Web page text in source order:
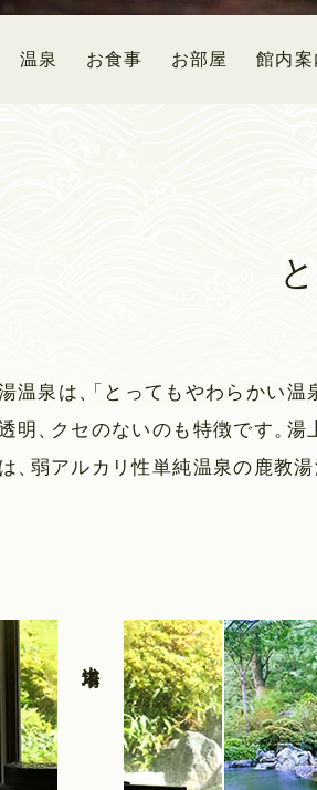
温泉 お食事 お部屋 館内案
温泉は 、「 とってもやわらかい温
明 、クセのないのも特徴です。湯
、弱アルカリ性単純温泉の鹿教